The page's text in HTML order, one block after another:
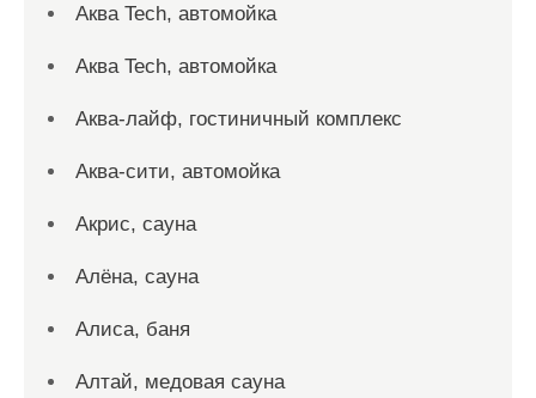
Аква Tech, автомойка
Аква Tech, автомойка
Аква-лайф, гостиничный комплекс
Аква-сити, автомойка
Акрис, сауна
Алёна, сауна
Алиса, баня
Алтай, медовая сауна